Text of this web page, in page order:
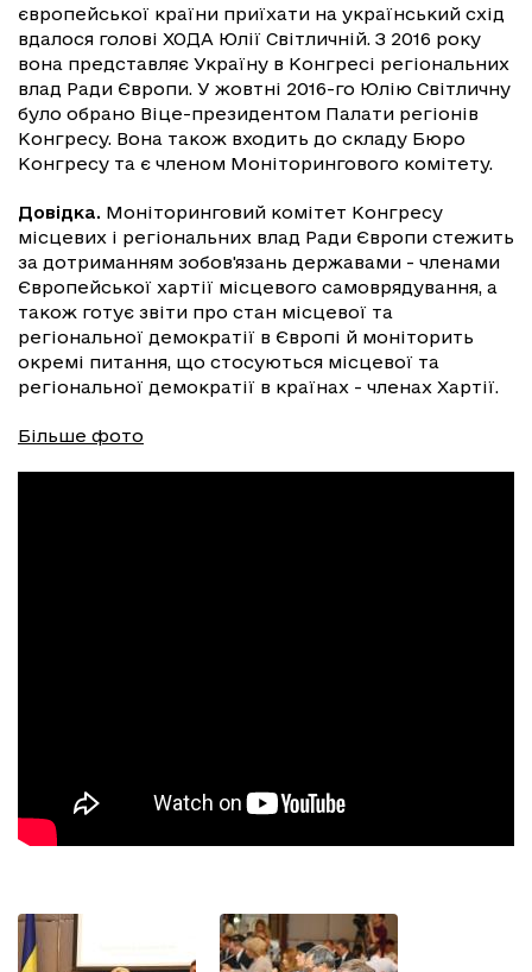
європейської країни приїхати на український схід
вдалося голові ХОДА Юлії Світличній. З 2016 року
вона представляє Україну в Конгресі регіональних
влад Ради Європи. У жовтні 2016-го Юлію Світличну
було обрано Віце-президентом Палати регіонів
Конгресу. Вона також входить до складу Бюро
Конгресу та є членом Моніторингового комітету.
Довідка. Моніторинговий комітет Конгресу
місцевих і регіональних влад Ради Європи стежить
за дотриманням зобов'язань державами - членами
Європейської хартії місцевого самоврядування, а
також готує звіти про стан місцевої та
регіональної демократії в Європі й моніторить
окремі питання, що стосуються місцевої та
регіональної демократії в країнах - членах Хартії.
Більше фото